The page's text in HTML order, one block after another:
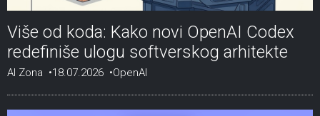
Više od koda: Kako novi OpenAI Codex
redefiniše ulogu softverskog arhitekte
AI Zona 18.07.2026 OpenAI